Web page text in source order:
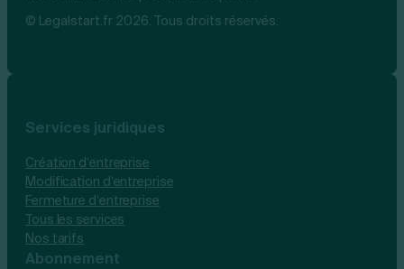
© Legalstart.fr 2026. Tous droits réservés.
Services juridiques
Création d’entreprise
Modification d’entreprise
Fermeture d’entreprise
Tous les services
Nos tarifs
Abonnement